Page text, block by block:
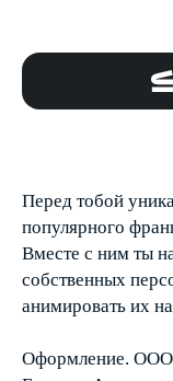
Перед тобой
популярного
Вместе с ним ты
собственных
анимировать их
Оформление. ООО